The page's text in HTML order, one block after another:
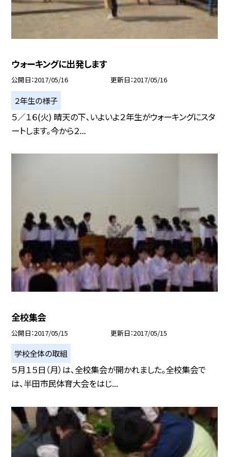
ウォーキングに出発します
公開日 2017/05/16 更新日 2017/05/16
２年生の様子
５／１６(火) 晴天の下、いよいよ２年生がウォーキングにスタ
ートします。今から２...
全校集会
公開日 2017/05/15 更新日 2017/05/15
学校全体の取組
５月１５日（月）は、全校集会が開かれました。全校集会で
は、半田市民体育大会をはじ...